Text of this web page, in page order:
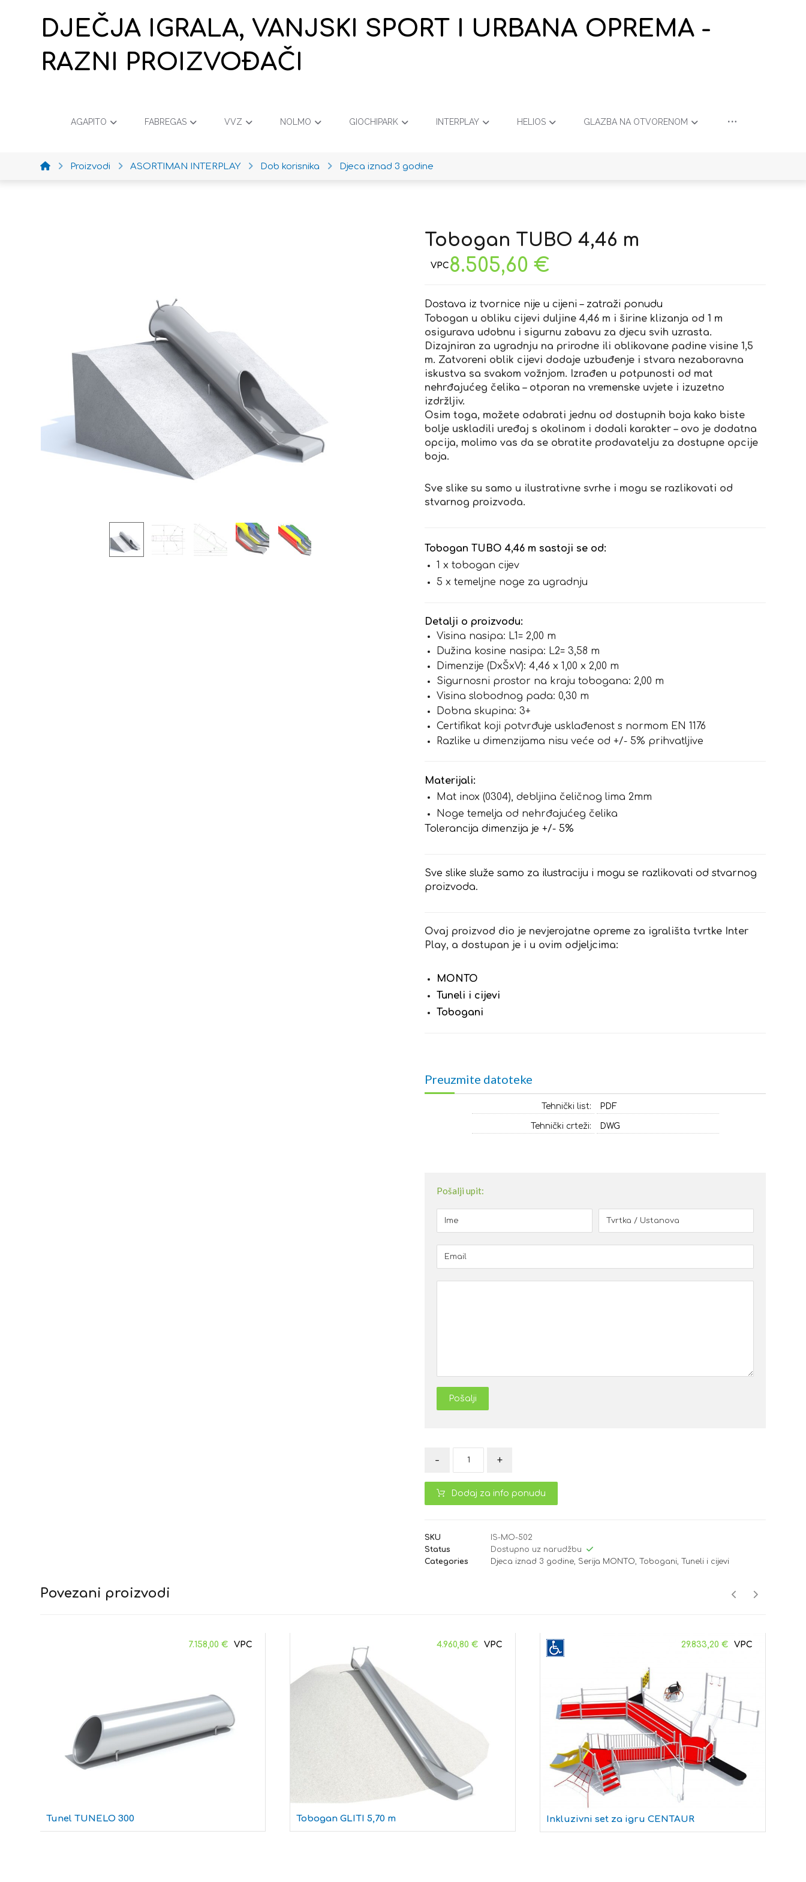
DJEČJA IGRALA, VANJSKI SPORT I URBANA OPREMA -
RAZNI PROIZVOĐAČI
AGAPITO FABREGAS VVZ NOLMO GIOCHIPARK INTERPLAY HELIOS GLAZBA NA OTVORENOM
Proizvodi ASORTIMAN INTERPLAY Dob korisnika Djeca iznad 3 godine
Tobogan TUBO 4,46 m
8.505,60€
Dostava iz tvornice nije u cijeni – zatraži ponudu
Tobogan u obliku cijevi duljine 4,46 m i širine klizanja od 1 m
osigurava udobnu i sigurnu zabavu za djecu svih uzrasta.
Dizajniran za ugradnju na prirodne ili oblikovane padine visine 1,5
m. Zatvoreni oblik cijevi dodaje uzbuđenje i stvara nezaboravna
iskustva sa svakom vožnjom. Izrađen u potpunosti od mat
nehrđajućeg čelika – otporan na vremenske uvjete i izuzetno
izdržljiv.
Osim toga, možete odabrati jednu od dostupnih boja kako biste
bolje uskladili uređaj s okolinom i dodali karakter – ovo je dodatna
opcija, molimo vas da se obratite prodavatelju za dostupne opcije
boja.
Sve slike su samo u ilustrativne svrhe i mogu se razlikovati od
stvarnog proizvoda.
Tobogan TUBO 4,46 m sastoji se od:
1 x tobogan cijev
5 x temeljne noge za ugradnju
Detalji o proizvodu:
Visina nasipa: L1= 2,00 m
Dužina kosine nasipa: L2= 3,58 m
Dimenzije (DxŠxV): 4,46 x 1,00 x 2,00 m
Sigurnosni prostor na kraju tobogana: 2,00 m
Visina slobodnog pada: 0,30 m
Dobna skupina: 3+
Certifikat koji potvrđuje usklađenost s normom EN 1176
Razlike u dimenzijama nisu veće od +/- 5% prihvatljive
Materijali:
Mat inox (0304), debljina čeličnog lima 2mm
Noge temelja od nehrđajućeg čelika
Tolerancija dimenzija je +/- 5%
Sve slike služe samo za ilustraciju i mogu se razlikovati od stvarnog
proizvoda.
Ovaj proizvod dio je nevjerojatne opreme za igrališta tvrtke Inter
Play, a dostupan je i u ovim odjeljcima:
MONTO
Tuneli i cijevi
Tobogani
Preuzmite datoteke
Tehnički list: PDF
Tehnički crteži: DWG
Pošalji upit:
Pošalji
- +
Dodaj za info ponudu
SKU
IS-MO-502
Status
Dostupno uz narudžbu
Categories
Djeca iznad 3 godine, Serija MONTO,Tobogani,Tuneli i cijevi
Povezani proizvodi
Tunel TUNELO 300
7.158,00€
Tobogan GLITI 5,70 m
4.960,80€
Inkluzivni set za igru CENTAUR
29.833,20€